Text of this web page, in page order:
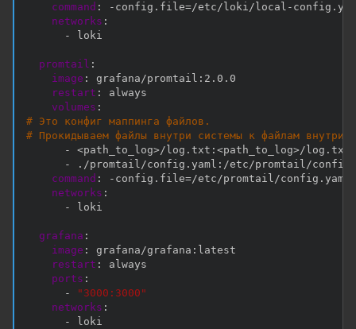
command : - config.file=/etc/loki/local -
networks :
-
loki
promtail :
image : grafana/promtail : 2.0.0
restart :
always
volumes :
# Это конфиг маппинга файлов.
# Прокидываем файлы внутри системы к файлам внутри
-
<path_to_log>/log.txt : <path_to_log>/log.txt
-
./promtail/config.yaml : /etc/promtail/
command : - config.file=/etc/promtail/config.yaml
networks :
-
loki
grafana :
image : grafana/grafana : latest
restart :
always
ports :
-
"3000:3000"
networks :
-
loki